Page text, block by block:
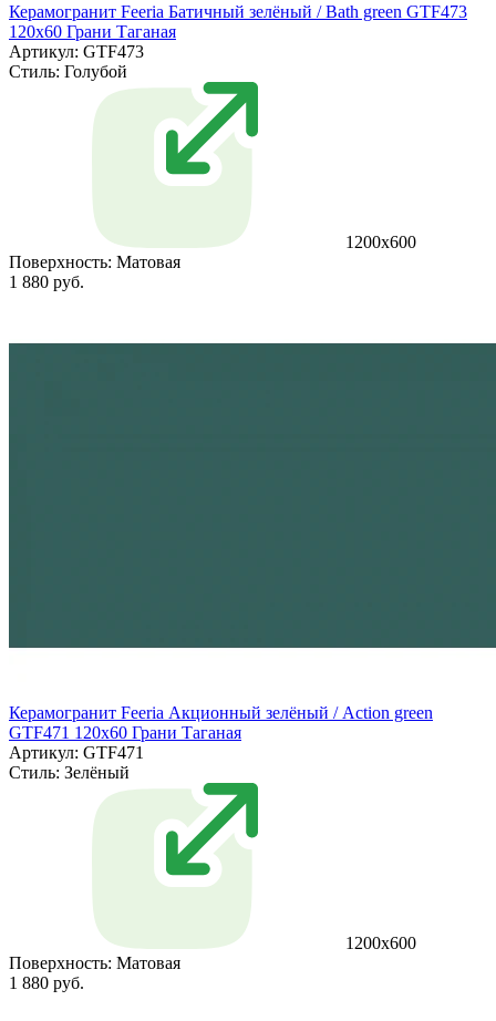
Керамогранит Feeria Батичный зелёный / Bath green GTF473
120х60 Грани Таганая
Артикул: GTF473
Стиль: Голубой
1200х600
Поверхность: Матовая
1 880 руб.
Керамогранит Feeria Акционный зелёный / Action green
GTF471 120х60 Грани Таганая
Артикул: GTF471
Стиль: Зелёный
1200х600
Поверхность: Матовая
1 880 руб.